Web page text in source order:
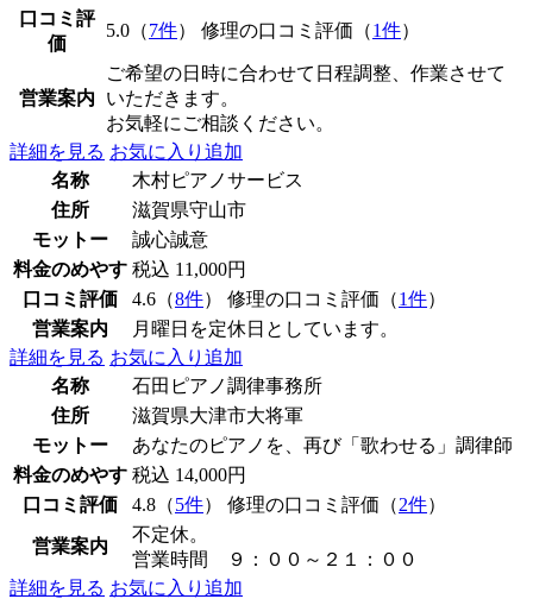
口コミ評
価
5.0（7件） 修理の口コミ評価（1件）
営業案内
ご希望の日時に合わせて日程調整、作業させて
いただきます。
お気軽にご相談ください。
詳細を見る お気に入り追加
名称
木村ピアノサービス
住所
滋賀県守山市
モットー
誠心誠意
料金のめやす 税込 11,000円
口コミ評価
4.6（8件） 修理の口コミ評価（1件）
営業案内
月曜日を定休日としています。
詳細を見る お気に入り追加
名称
石田ピアノ調律事務所
住所
滋賀県大津市大将軍
モットー
あなたのピアノを、再び「歌わせる」調律師
料金のめやす 税込 14,000円
口コミ評価
4.8（5件） 修理の口コミ評価（2件）
営業案内
不定休。
営業時間 ９：００～２１：００
詳細を見る お気に入り追加